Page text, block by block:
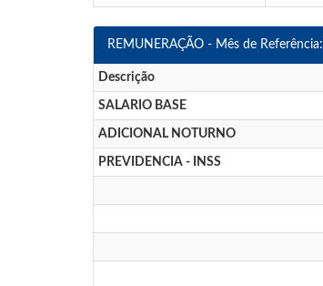
REMUNERAÇÃO - Mês de Referência:
Descrição
SALARIO BASE
ADICIONAL NOTURNO
PREVIDENCIA - INSS